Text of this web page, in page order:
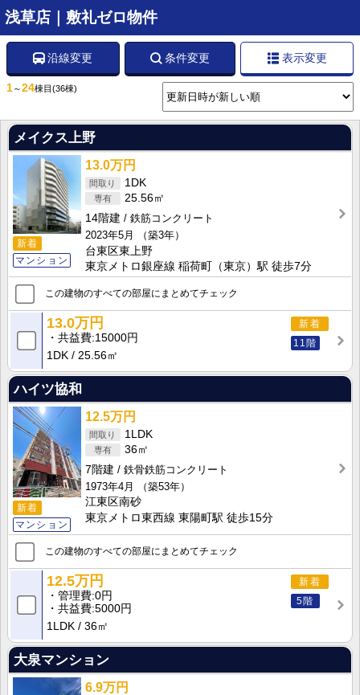
浅草店｜敷礼ゼロ物件
沿線変更 条件変更 表示変更
1～24棟目 (36棟)
メイクス上野
新着
マンション
13.0万円
1DK
25.56㎡
14階建
鉄筋コンクリート
2023年5月
（築3年）
台東区東上野
東京メトロ銀座線 稲荷町（東京）駅 徒歩7分
この建物のすべての部屋にまとめてチェック
新着
11階
13.0万円
共益費 15000円
1DK
25.56㎡
ハイツ協和
新着
マンション
12.5万円
1LDK
36㎡
7階建
鉄骨鉄筋コンクリート
1973年4月
（築53年）
江東区南砂
東京メトロ東西線 東陽町駅 徒歩15分
この建物のすべての部屋にまとめてチェック
新着
5階
12.5万円
管理費 0円
共益費 5000円
1LDK
36㎡
大泉マンション
6.9万円